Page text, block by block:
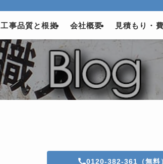
工事品質と根拠 会社概要 見積もり・
0120-382-361（無料